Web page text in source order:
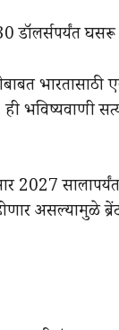
डॉलर्सपर्यंत
भविष्यवाणी
2027
असल्यामुळे